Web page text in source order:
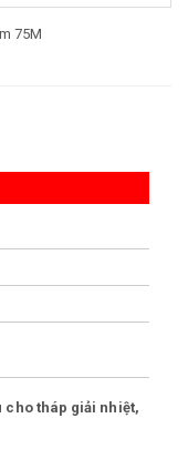
75M
cho tháp giải nhiệt,